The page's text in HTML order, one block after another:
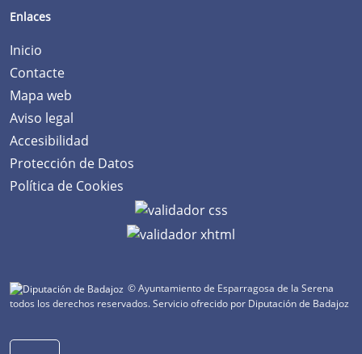
Enlaces
Inicio
Contacte
Mapa web
Aviso legal
Accesibilidad
Protección de Datos
Política de Cookies
© Ayuntamiento de Esparragosa de la Serena
todos los derechos reservados.Servicio ofrecido por Diputación de Badajoz